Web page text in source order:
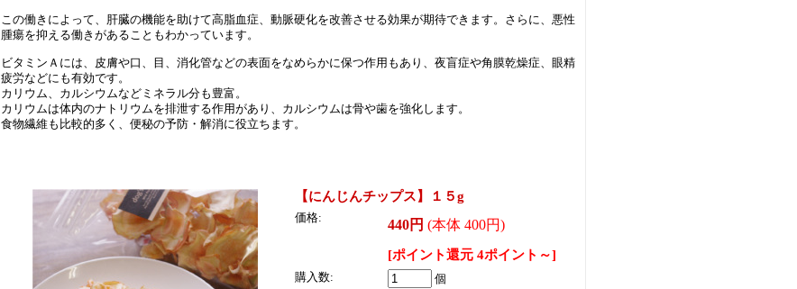
この働きによって、肝臓の機能を助けて高脂血症、動脈硬化を改善させる効果が期待できます。さらに、悪性
腫瘍を抑える働きがあることもわかっています。
ビタミンＡには、皮膚や口、目、消化管などの表面をなめらかに保つ作用もあり、夜盲症や角膜乾燥症、眼精
疲労などにも有効です。
カリウム、カルシウムなどミネラル分も豊富。
カリウムは体内のナトリウムを排泄する作用があり、カルシウムは骨や歯を強化します。
食物繊維も比較的多く、便秘の予防・解消に役立ちます。
【にんじんチップス】１５g
価格: 440円 (本体 400円)
[ポイント還元 4ポイント～]
購入数: 個